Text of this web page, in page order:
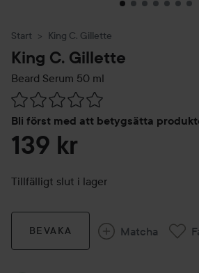
Start King C. Gillette
King C. Gillette
Beard Serum 50 ml
Bli först med att betygsätta
Hoppa till Betyg & kommentarer
139 kr
Tillfälligt slut i lager
BEVAKA Matcha